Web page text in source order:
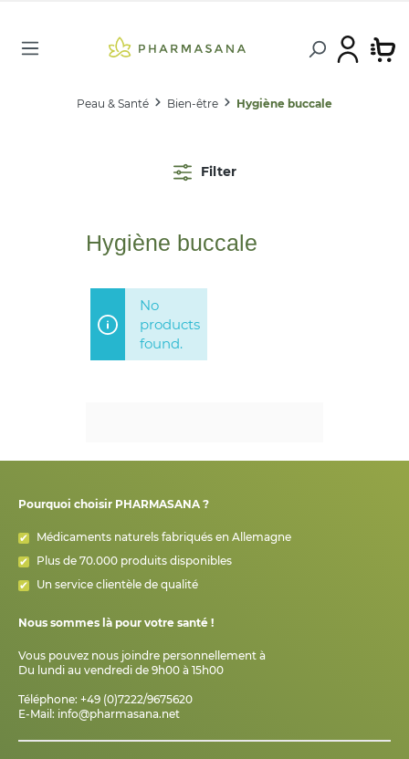
Peau & Santé Bien-être Hygiène buccale
Filter
Hygiène buccale
No
products
found.
Pourquoi choisir PHARMASANA ?
Médicaments naturels fabriqués en Allemagne
Plus de 70.000 produits disponibles
Un service clientèle de qualité
Nous sommes là pour votre santé !
Vous pouvez nous joindre personnellement à
Du lundi au vendredi de 9h00 à 15h00
Téléphone: +49 (0)7222/9675620
E-Mail: info@pharmasana.net